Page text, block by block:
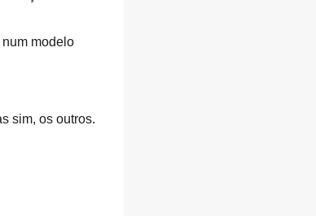
modelo
sim, os outros.